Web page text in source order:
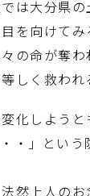
は大分県
を向けて
の命が奪
しく救わ
化しよう
・」とい
然上人の